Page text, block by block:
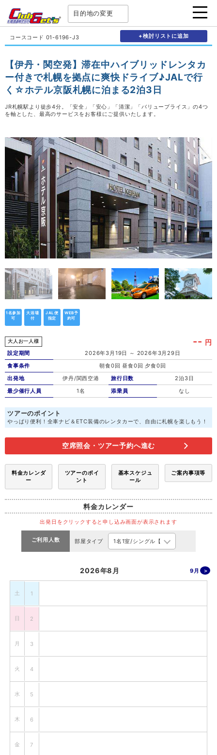
目的地の変更
コースコード 01-6196-J3 +検討リストに追加
【伊丹・関空発】滞在中ハイブリッドレンタカ
ー付きで札幌を拠点に爽快ドライブ♪JALで行
く☆ホテル京阪札幌に泊まる2泊3日
JR札幌駅より徒歩4分。「安全」「安心」「清潔」「バリュープライス」の4つ
を軸とした、最高のサービスをお客様にご提供いたします。
1名参加
可
大浴場
付
JAL便
指定
WEB予
約可
大人お一人様 -- 円
設定期間
2026年3月19日 ～ 2026年3月29日
食事条件
朝食0回 昼食0回 夕食0回
出発地
伊丹/関西空港
最少催行人員
1名
旅行日数
2泊3日
添乗員
なし
ツアーのポイント
やっぱり便利！全車ナビ＆ETC装備のレンタカーで、自由に札幌を楽しもう！
空席照会・ツアー予約へ進む
料金カレンダ
ー
ツアーのポイ
ント
基本スケジュ
ール
ご案内事項等
料金カレンダー
出発日をクリックすると申し込み画面が表示されます
ご利用人数 部屋タイプ
2026年8月 9月
土 1
日 2
月 3
火 4
水 5
木 6
金 7